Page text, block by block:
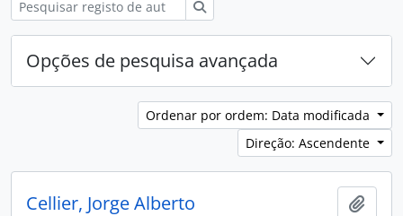
Opções de pesquisa avançada
Ordenar por ordem: Data modificada
Direção: Ascendente
Cellier, Jorge Alberto